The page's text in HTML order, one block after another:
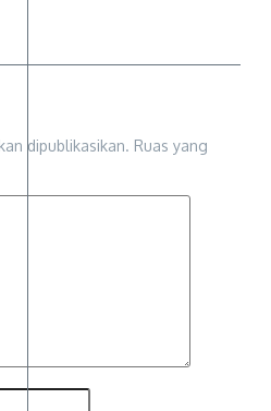
dipublikasikan. Ruas yang